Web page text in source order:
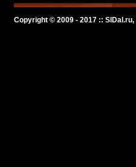
Copyright © 2009 - 2017 ::